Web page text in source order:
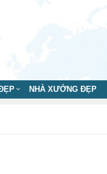
NHÀ XƯỞNG ĐẸP